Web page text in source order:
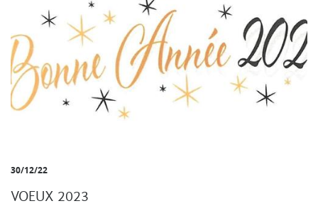
30/12/22
VOEUX 2023